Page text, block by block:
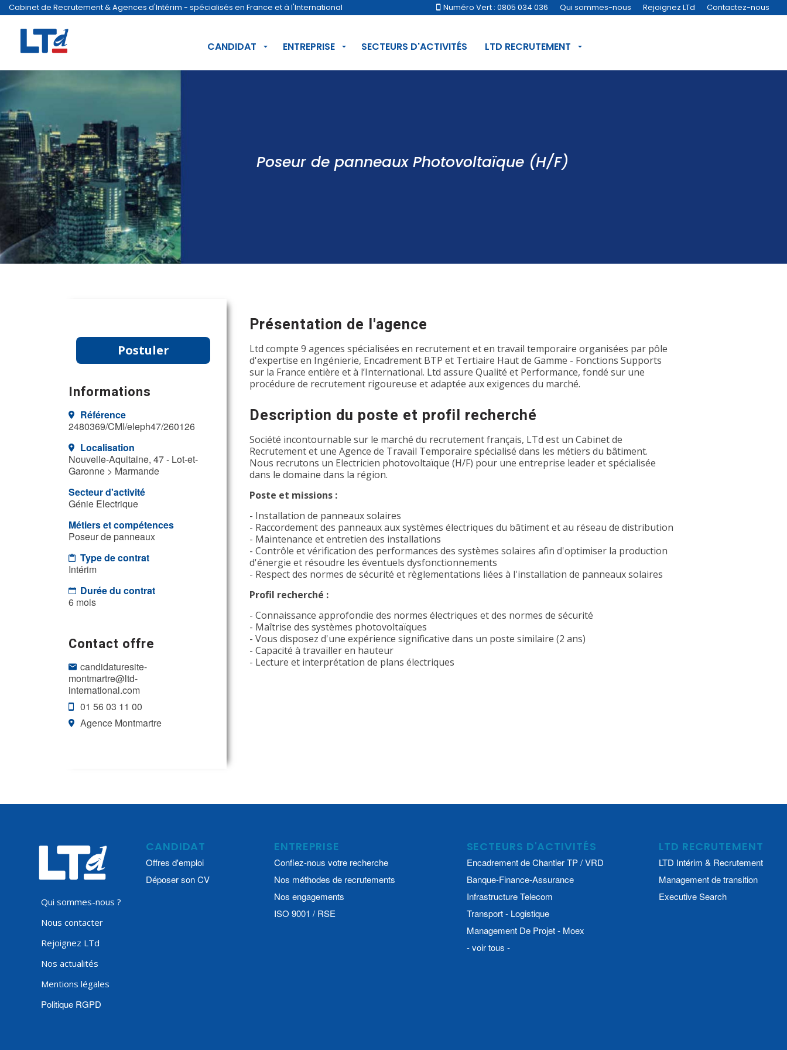
Cabinet de Recrutement & Agences d'Intérim - spécialisés en France et à l'International Numéro Vert : 0805 034 036 Qui sommes-nous Rejoignez LTd Contactez-nous
CANDIDAT ENTREPRISE SECTEURS D'ACTIVITÉS LTD RECRUTEMENT
Poseur de panneaux Photovoltaïque (H/F)
Postuler
Informations
Référence
2480369/CMI/eleph47/260126
Localisation
Nouvelle-Aquitaine, 47 - Lot-et-
Garonne > Marmande
Secteur d'activité
Génie Electrique
Métiers et compétences
Poseur de panneaux
Type de contrat
Intérim
Durée du contrat
6 mois
Contact offre
candidaturesite-
montmartre@ltd-
international.com
01 56 03 11 00
Agence Montmartre
Présentation de l'agence
Ltd compte 9 agences spécialisées en recrutement et en travail temporaire organisées par pôle
d'expertise en Ingénierie, Encadrement BTP et Tertiaire Haut de Gamme - Fonctions Supports
sur la France entière et à l’International. Ltd assure Qualité et Performance, fondé sur une
procédure de recrutement rigoureuse et adaptée aux exigences du marché.
Description du poste et profil recherché
Société incontournable sur le marché du recrutement français, LTd est un Cabinet de
Recrutement et une Agence de Travail Temporaire spécialisé dans les métiers du bâtiment.
Nous recrutons un Electricien photovoltaïque (H/F) pour une entreprise leader et spécialisée
dans le domaine dans la région.
Poste et missions :
- Installation de panneaux solaires
- Raccordement des panneaux aux systèmes électriques du bâtiment et au réseau de distribution
- Maintenance et entretien des installations
- Contrôle et vérification des performances des systèmes solaires afin d'optimiser la production
d'énergie et résoudre les éventuels dysfonctionnements
- Respect des normes de sécurité et règlementations liées à l'installation de panneaux solaires
Profil recherché :
- Connaissance approfondie des normes électriques et des normes de sécurité
- Maîtrise des systèmes photovoltaïques
- Vous disposez d'une expérience significative dans un poste similaire (2 ans)
- Capacité à travailler en hauteur
- Lecture et interprétation de plans électriques
Qui sommes-nous ?
Nous contacter
Rejoignez LTd
Nos actualités
Mentions légales
Politique RGPD
CANDIDAT
Offres d'emploi
Déposer son CV
ENTREPRISE
Confiez-nous votre recherche
Nos méthodes de recrutements
Nos engagements
ISO 9001 / RSE
SECTEURS D'ACTIVITÉS
Encadrement de Chantier TP / VRD
Banque-Finance-Assurance
Infrastructure Telecom
Transport - Logistique
Management De Projet - Moex
- voir tous -
LTD RECRUTEMENT
LTD Intérim & Recrutement
Management de transition
Executive Search